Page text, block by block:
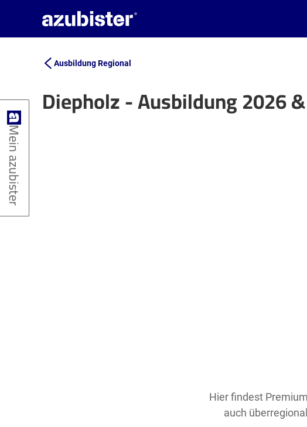
Ausbildung Regional
Diepholz - Ausbildung 2026
Leaflet | ©
Hier findest
auch
Mein azubister